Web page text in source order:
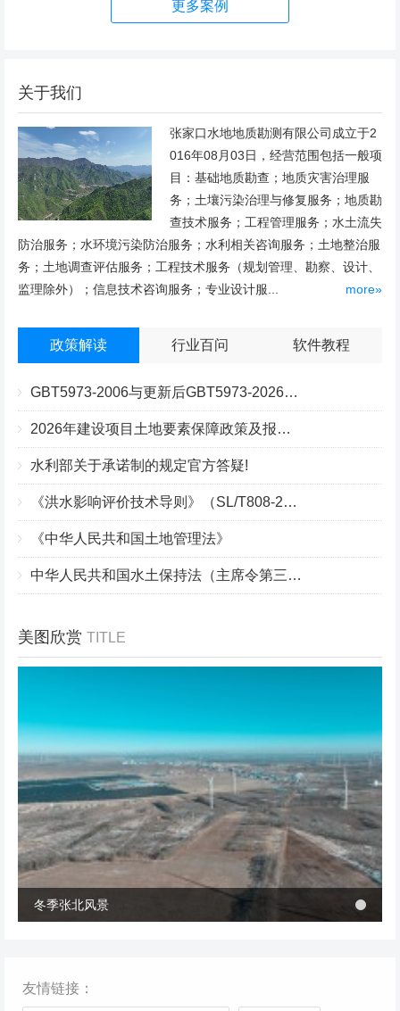
项目总占地面积14.82hm2,...
更多案例
关于我们
张家口水地地质勘测有限公司成立于2
016年08月03日，经营范围包括一般项
目：基础地质勘查；地质灾害治理服
务；土壤污染治理与修复服务；地质勘
查技术服务；工程管理服务；水土流失
防治服务；水环境污染防治服务；水利相关咨询服务；土地整治服
务；土地调查评估服务；工程技术服务（规划管理、勘察、设计、
监理除外）；信息技术咨询服务；专业设计服...
more»
政策解读 行业百问 软件教程
GBT5973-2006与更新后GBT5973-2026区别你知道几点？
2026年建设项目土地要素保障政策及报批流程
水利部关于承诺制的规定官方答疑!
《洪水影响评价技术导则》（SL/T808-2025）核心解读
《中华人民共和国土地管理法》
中华人民共和国水土保持法（主席令第三十九号）
美图欣赏 TITLE
冬季张北风景
冬季张北风景
友情链接：